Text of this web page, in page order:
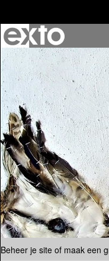
Beheer je site of maak een